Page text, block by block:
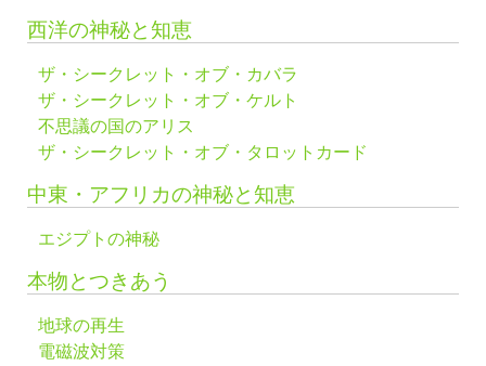
西洋の神秘と知恵
ザ・シークレット・オブ・カバラ
ザ・シークレット・オブ・ケルト
不思議の国のアリス
ザ・シークレット・オブ・タロットカード
中東・アフリカの神秘と知恵
エジプトの神秘
本物とつきあう
地球の再生
電磁波対策